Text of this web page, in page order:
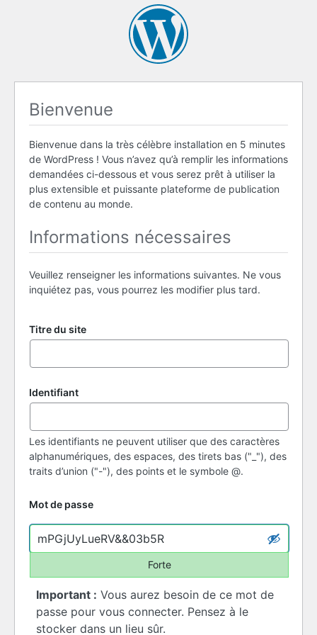
Bienvenue
Bienvenue dans la très célèbre installation en 5 minutes
de WordPress ! Vous n’avez qu’à remplir les informations
demandées ci-dessous et vous serez prêt à utiliser la
plus extensible et puissante plateforme de publication
de contenu au monde.
Informations nécessaires
Veuillez renseigner les informations suivantes. Ne vous
inquiétez pas, vous pourrez les modifier plus tard.
Titre du site
Identifiant
Les identifiants ne peuvent utiliser que des caractères
alphanumériques, des espaces, des tirets bas ("_"), des
traits d’union ("-"), des points et le symbole @.
Mot de passe
Forte
Important : Vous aurez besoin de ce mot de
passe pour vous connecter. Pensez à le
stocker dans un lieu sûr.